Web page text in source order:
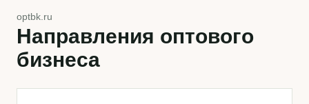
optbk.ru
Направления оптового
бизнеса